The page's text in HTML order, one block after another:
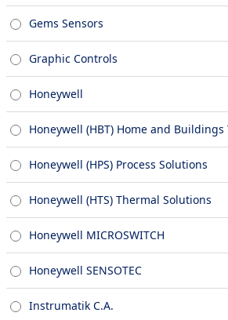
Gems Sensors
Graphic Controls
Honeywell
Honeywell (HBT) Home and Buildings
Honeywell (HPS) Process Solutions
Honeywell (HTS) Thermal Solutions
Honeywell MICROSWITCH
Honeywell SENSOTEC
Instrumatik C.A.